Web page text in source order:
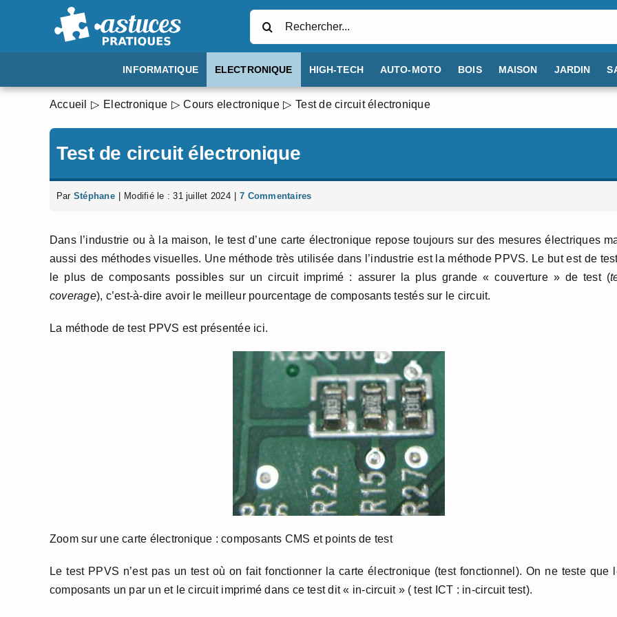
INFORMATIQUE ELECTRONIQUE HIGH-TECH AUTO-MOTO BOIS MAISON JARDIN
Accueil Electronique Cours electronique Test de circuit électronique
Test de circuit électronique
Par Stéphane Modifié le : 31 juillet 2024 7 Commentaires
Dans l’industrie ou à la maison, le test d’une carte électronique repose toujours sur des mesures électriques
aussi des méthodes visuelles. Une méthode très utilisée dans l’industrie est la méthode PPVS. Le but est de
le plus de composants possibles sur un circuit imprimé : assurer la plus grande « couverture » de test (
coverage), c’est-à-dire avoir le meilleur pourcentage de composants testés sur le circuit.
La méthode de test PPVS est présentée ici.
Zoom sur une carte électronique : composants CMS et points de test
Le test PPVS n’est pas un test où on fait fonctionner la carte électronique (test fonctionnel). On ne teste que
composants un par un et le circuit imprimé dans ce test dit « in-circuit » ( test ICT : in-circuit test).